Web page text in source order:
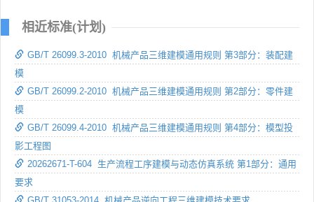
相近标准(计划)
GB/T 26099.3-2010 机械产品三维建模通用规则 第3部分：装配建
模
GB/T 26099.2-2010 机械产品三维建模通用规则 第2部分：零件建
模
GB/T 26099.4-2010 机械产品三维建模通用规则 第4部分：模型投
影工程图
20262671-T-604 生产流程工序建模与动态仿真系统 第1部分：通用
要求